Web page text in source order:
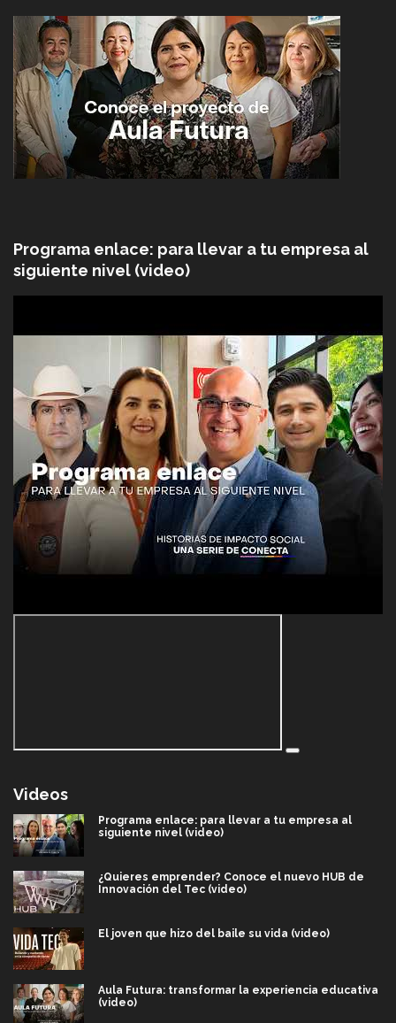
Programa enlace: para llevar a tu empresa al
siguiente nivel (video)
Videos
Programa enlace: para llevar a tu empresa al
siguiente nivel (video)
¿Quieres emprender? Conoce el nuevo HUB de
Innovación del Tec (video)
El joven que hizo del baile su vida (video)
Aula Futura: transformar la experiencia educativa
(video)